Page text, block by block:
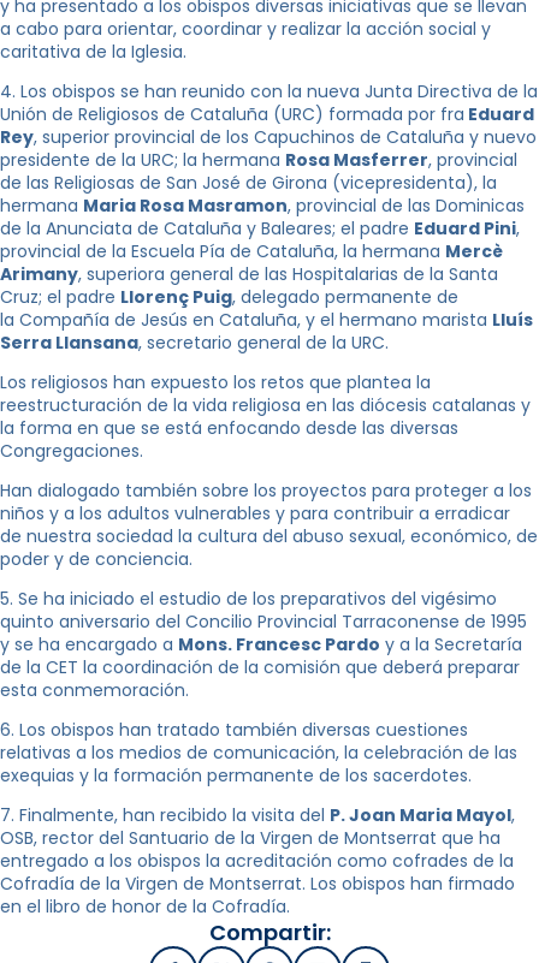
y ha presentado a los obispos diversas iniciativas que se llevan
a cabo para orientar, coordinar y realizar la acción social y
caritativa de la Iglesia.
4. Los obispos se han reunido con la nueva Junta Directiva de la
Unión de Religiosos de Cataluña (URC) formada por fra Eduard
Rey, superior provincial de los Capuchinos de Cataluña y nuevo
presidente de la URC; la hermana Rosa Masferrer, provincial
de las Religiosas de San José de Girona (vicepresidenta), la
hermana Maria Rosa Masramon, provincial de las Dominicas
de la Anunciata de Cataluña y Baleares; el padre Eduard Pini,
provincial de la Escuela Pía de Cataluña, la hermana Mercè
Arimany, superiora general de las Hospitalarias de la Santa
Cruz; el padre Llorenç Puig, delegado permanente de
la Compañía de Jesús en Cataluña, y el hermano marista Lluís
Serra Llansana, secretario general de la URC.
Los religiosos han expuesto los retos que plantea la
reestructuración de la vida religiosa en las diócesis catalanas y
la forma en que se está enfocando desde las diversas
Congregaciones.
Han dialogado también sobre los proyectos para proteger a los
niños y a los adultos vulnerables y para contribuir a erradicar
de nuestra sociedad la cultura del abuso sexual, económico, de
poder y de conciencia.
5. Se ha iniciado el estudio de los preparativos del vigésimo
quinto aniversario del Concilio Provincial Tarraconense de 1995
y se ha encargado a Mons. Francesc Pardo y a la Secretaría
de la CET la coordinación de la comisión que deberá preparar
esta conmemoración.
6. Los obispos han tratado también diversas cuestiones
relativas a los medios de comunicación, la celebración de las
exequias y la formación permanente de los sacerdotes.
7. Finalmente, han recibido la visita del P. Joan Maria Mayol,
OSB, rector del Santuario de la Virgen de Montserrat que ha
entregado a los obispos la acreditación como cofrades de la
Cofradía de la Virgen de Montserrat. Los obispos han firmado
en el libro de honor de la Cofradía.
Compartir: